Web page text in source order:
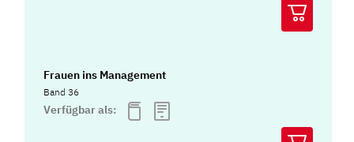
Frauen ins Management
Band 36
Verfügbar als: